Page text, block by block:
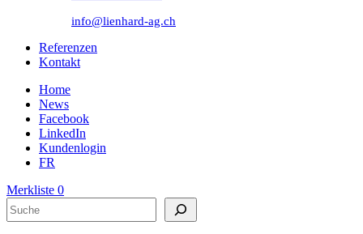
info@lienhard-ag.ch
Referenzen
Kontakt
Home
News
Facebook
LinkedIn
Kundenlogin
FR
Merkliste 0
Suchen